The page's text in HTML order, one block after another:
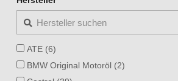
API MT-1 (1)
API SG (27)
API SH (22)
API SJ (40)
API SL (59)
ATE (6)
BMW Original Motoröl (2)